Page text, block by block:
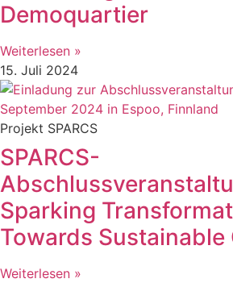
Demoquartier
Weiterlesen »
15. Juli 2024
Projekt SPARCS
SPARCS-
Sparking
Towards Sustainable
Weiterlesen »